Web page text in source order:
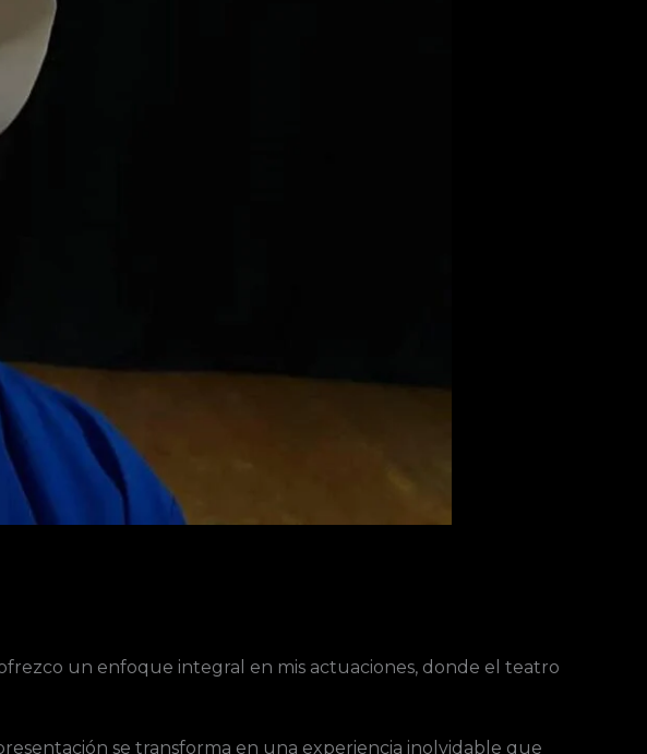
un enfoque integral en mis actuaciones, donde el teatro
se transforma en una experiencia inolvidable que